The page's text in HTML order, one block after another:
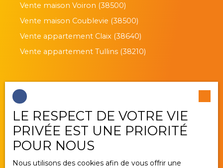
Vente maison Voiron (38500)
Vente maison Coublevie (38500)
Vente appartement Claix (38640)
Vente appartement Tullins (38210)
Je suis propriétaire
Estimez votre bien
Vendre avec nous
Gestion locative
Nous contacter
LE RESPECT DE VOTRE VIE
PRIVÉE EST UNE PRIORITÉ
POUR NOUS
Nous utilisons des cookies afin de vous offrir une